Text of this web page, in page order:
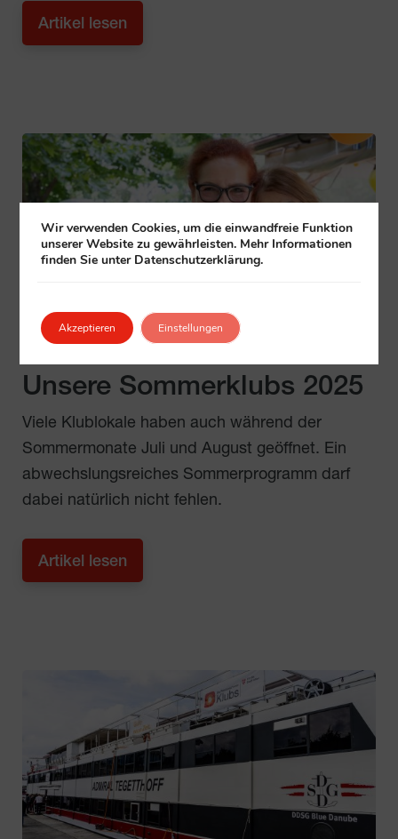
Artikel lesen
Unsere Sommerklubs 2025
Viele Klublokale haben auch während der
Sommermonate Juli und August geöffnet. Ein
abwechslungsreiches Sommerprogramm darf
dabei natürlich nicht fehlen.
Artikel lesen
Wir verwenden Cookies, um die einwandfreie Funktion
unserer Website zu gewährleisten. Mehr Informationen
finden Sie unter Datenschutzerklärung.
Akzeptieren Einstellungen